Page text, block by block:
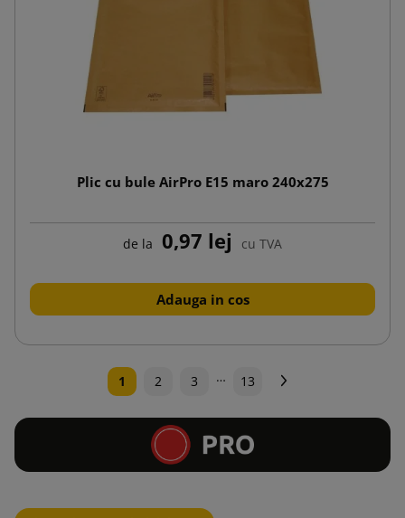
Plic cu bule AirPro E15 maro 240x275
de la 0,97 lej cu TVA
Adauga in cos
1 2 3 … 13